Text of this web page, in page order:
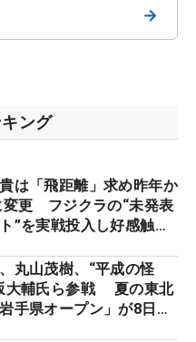
→
ング
は「飛距離」求め昨年か
変更 フジクラの“未発表
”を実戦投入し好感触
ネタ！】
丸山茂樹、“平成の怪
大輔氏ら参戦 夏の東北
手県オープン」が8日開